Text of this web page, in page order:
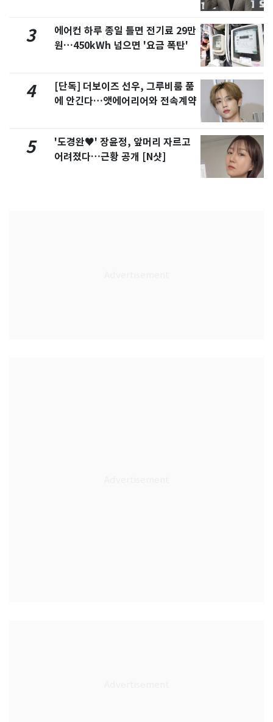
3
에어컨 하루 종일 틀면 전기료 29만
원…450kWh 넘으면 '요금 폭탄'
4
[단독] 더보이즈 선우, 그루비룸 품
에 안긴다…앳에어리어와 전속계약
5
'도경완♥' 장윤정, 앞머리 자르고
어려졌다…근황 공개 [N샷]